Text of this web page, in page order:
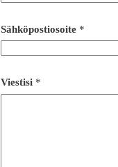
i
e
s
i
Sähköpostiosoite *
Viestisi *